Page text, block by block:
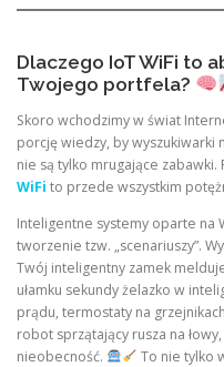
Dlaczego IoT WiFi to
Twojego portfela?
Skoro wchodzimy w świat
porcję wiedzy, by wyszukiwarki
nie są tylko mrugające zabawki.
WiFi to przede wszystkim
Inteligentne systemy oparte na
tworzenie tzw. „scenariuszy”.
Twój inteligentny zamek
ułamku sekundy żelazko w
prądu, termostaty na
robot sprzątający rusza na
nieobecność.
To nie tylko